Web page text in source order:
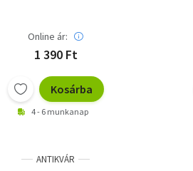
Online ár:
1 390 Ft
Kosárba
4 - 6 munkanap
ANTIKVÁR